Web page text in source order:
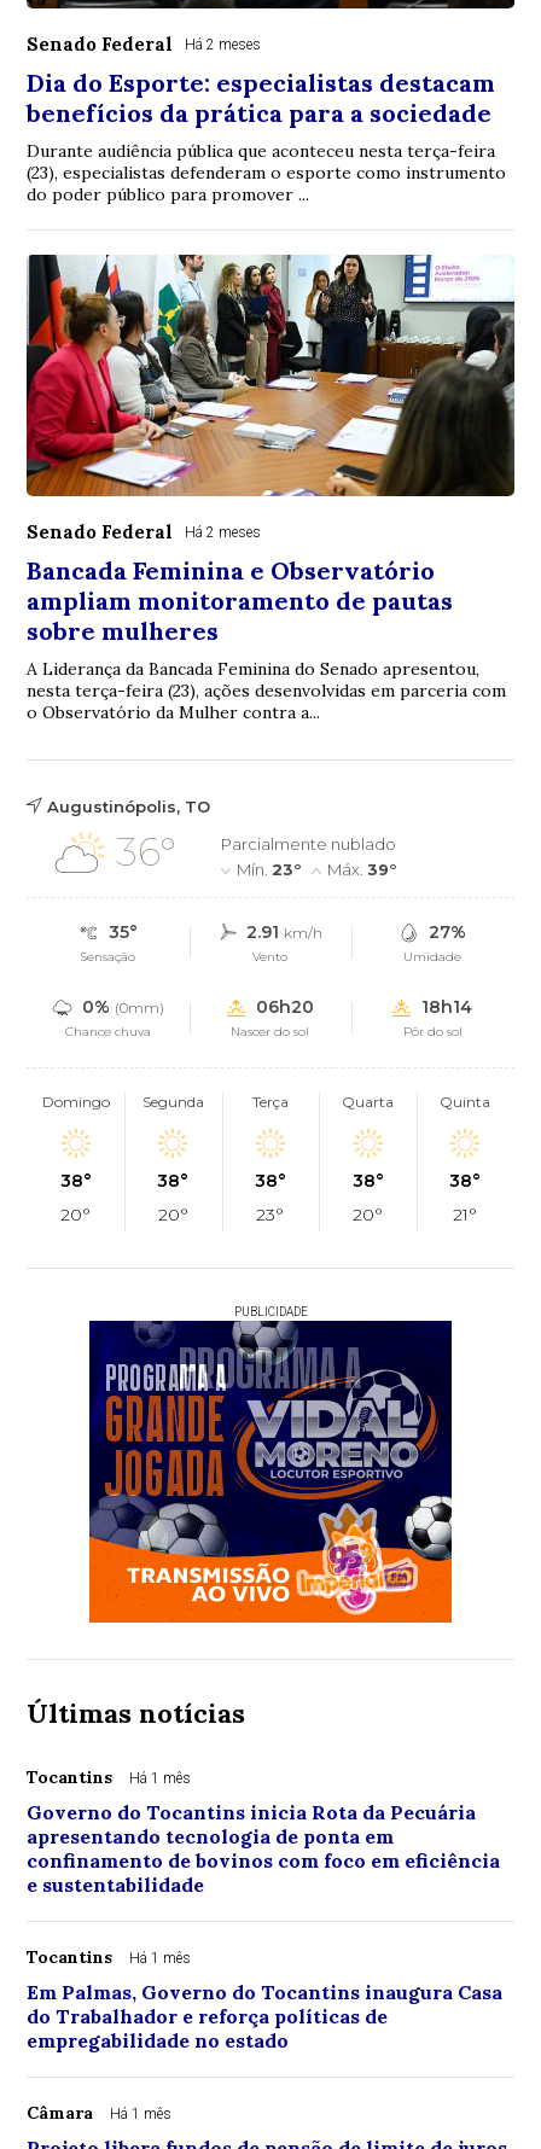
Senado Federal Há 2 meses
Dia do Esporte: especialistas destacam
benefícios da prática para a sociedade
Durante audiência pública que aconteceu nesta terça-feira
(23), especialistas defenderam o esporte como instrumento
do poder público para promover ...
Senado Federal Há 2 meses
Bancada Feminina e Observatório
ampliam monitoramento de pautas
sobre mulheres
A Liderança da Bancada Feminina do Senado apresentou,
nesta terça-feira (23), ações desenvolvidas em parceria com
o Observatório da Mulher contra a...
Augustinópolis, TO
36°
Parcialmente nublado
Mín.23° Máx.39°
35°
Sensação
2.91 km/h
Vento
27%
Umidade
0% (0mm)
Chance chuva
06h20
Nascer do sol
18h14
Pôr do sol
Domingo
38°
20°
Segunda
38°
20°
Terça
38°
23°
Quarta
38°
20°
Quinta
38°
21°
PUBLICIDADE
Últimas notícias
Tocantins Há 1 mês
Governo do Tocantins inicia Rota da Pecuária
apresentando tecnologia de ponta em
confinamento de bovinos com foco em eficiência
e sustentabilidade
Tocantins Há 1 mês
Em Palmas, Governo do Tocantins inaugura Casa
do Trabalhador e reforça políticas de
empregabilidade no estado
Câmara Há 1 mês